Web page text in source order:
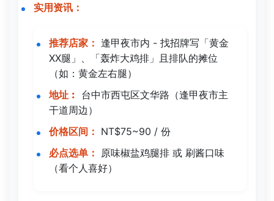
实用资讯：
推荐店家： 逢甲夜市内 - 找招牌写「黄金
XX腿」、「轰炸大鸡排」且排队的摊位
（如：黄金左右腿）
地址︰ 台中市西屯区文华路（逢甲夜市主
干道周边）
价格区间： NT$75~90 / 份
必点选单：
原味椒盐鸡腿排 或 刷酱口味
（看个人喜好）